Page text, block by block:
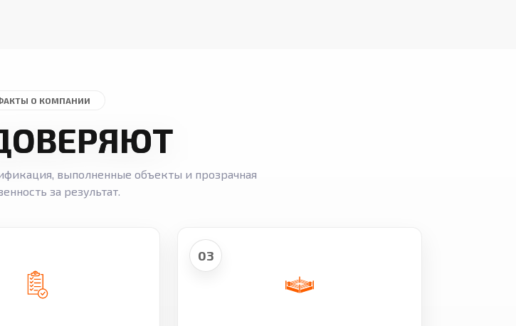
О КОМПАНИИ
выполненные объекты и прозрачная
за результат.
03